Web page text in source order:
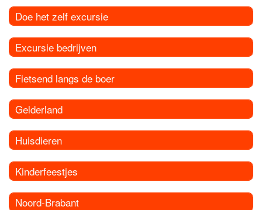
Doe het zelf excursie
Excursie bedrijven
Fietsend langs de boer
Gelderland
Huisdieren
Kinderfeestjes
Noord-Brabant